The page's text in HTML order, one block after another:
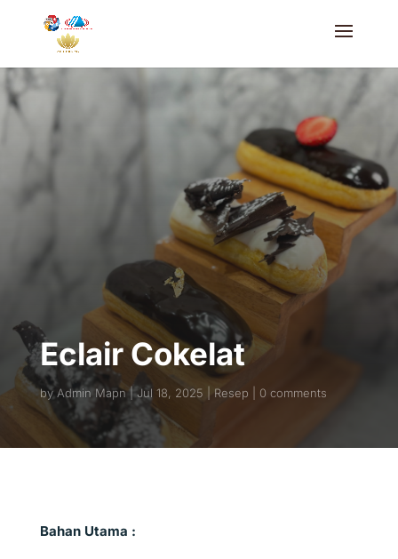
Eclair Cokelat
by Admin Mapn Jul 18, 2025 Resep 0 comments
Bahan Utama :